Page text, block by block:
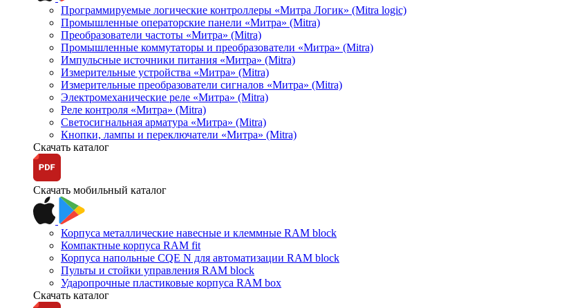
Программируемые логические контроллеры «Митра Логик» (Mitra logic)
Промышленные операторские панели «Митра» (Mitra)
Преобразователи частоты «Митра» (Mitra)
Промышленные коммутаторы и преобразователи «Митра» (Mitra)
Импульсные источники питания «Митра» (Mitra)
Измерительные устройства «Митра» (Mitra)
Измерительные преобразователи сигналов «Митра» (Mitra)
Электромеханические реле «Митра» (Mitra)
Реле контроля «Митра» (Mitra)
Светосигнальная арматура «Митра» (Mitra)
Кнопки, лампы и переключатели «Митра» (Mitra)
Скачать каталог
Скачать мобильный каталог
Корпуса металлические навесные и клеммные RAM block
Компактные корпуса RAM fit
Корпуса напольные CQE N для автоматизации RAM block
Пульты и стойки управления RAM block
Ударопрочные пластиковые корпуса RAM box
Скачать каталог